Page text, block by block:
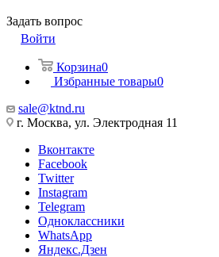
Задать вопрос
Войти
Корзина0
Избранные товары0
sale@ktnd.ru
г. Москва, ул. Электродная 11
Вконтакте
Facebook
Twitter
Instagram
Telegram
Одноклассники
WhatsApp
Яндекс.Дзен